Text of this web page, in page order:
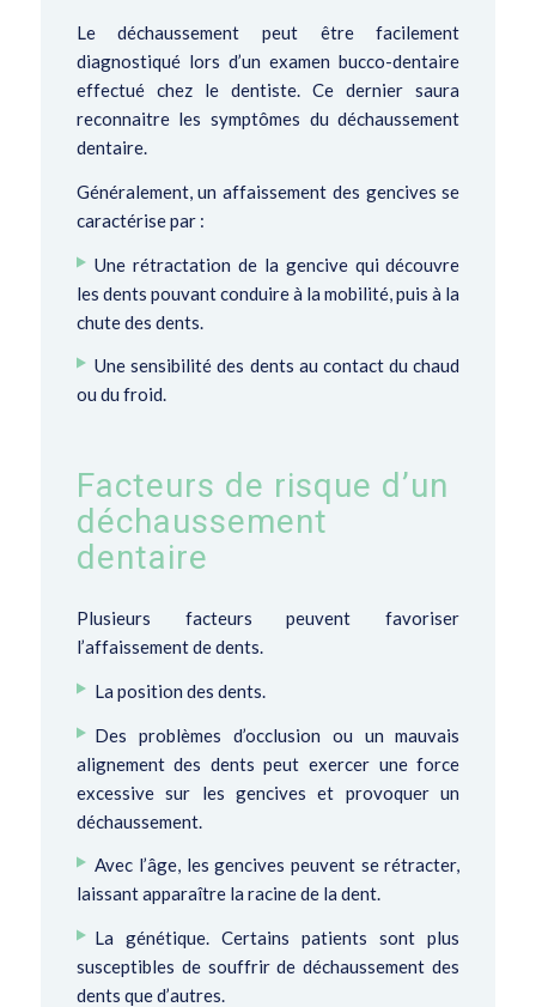
Le déchaussement peut être facilement
diagnostiqué lors d’un examen bucco-dentaire
effectué chez le dentiste. Ce dernier saura
reconnaitre les symptômes du déchaussement
dentaire.
Généralement, un affaissement des gencives se
caractérise par :
Une rétractation de la gencive qui découvre
les dents pouvant conduire à la mobilité, puis à la
chute des dents.
Unesensibilité des dents au contact du chaud
ou du froid.
Facteurs de risque d’un
déchaussement
dentaire
Plusieurs facteurs peuvent favoriser
l’affaissement de dents.
La position des dents.
Des problèmes d’occlusion ou un mauvais
alignement des dents peut exercer une force
excessive sur les gencives et provoquer un
déchaussement.
Avec l’âge, les gencives peuvent se rétracter,
laissant apparaître la racine de la dent.
La génétique. Certains patients sont plus
susceptibles de souffrir de déchaussement des
dents que d’autres.